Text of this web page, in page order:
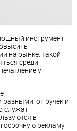
инструмент
на рынке. Такой
среди
у
от ручек и
служат
в
рекламу.